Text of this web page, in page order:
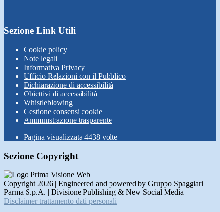
Sezione Link Utili
Cookie policy
Note legali
Informativa Privacy
Ufficio Relazioni con il Pubblico
Dichiarazione di accessibilità
Obiettivi di accessibilità
Whistleblowing
Gestione consensi cookie
Amministrazione trasparente
Pagina visualizzata 4438 volte
Sezione Copyright
Copyright 2026 | Engineered and powered by Gruppo Spaggiari
Parma S.p.A. | Divisione Publishing & New Social Media
Disclaimer trattamento dati personali